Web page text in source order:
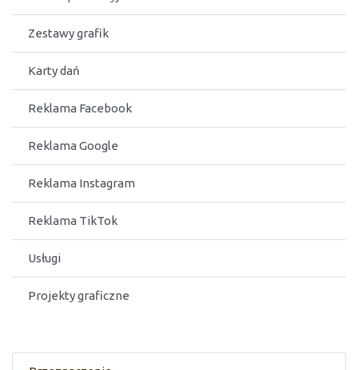
Zestawy grafik
Karty dań
Reklama Facebook
Reklama Google
Reklama Instagram
Reklama TikTok
Usługi
Projekty graficzne